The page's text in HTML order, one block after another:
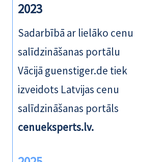
2023
Sadarbībā ar lielāko cenu
salīdzināšanas portālu
Vācijā guenstiger.de tiek
izveidots Latvijas cenu
salīdzināšanas portāls
cenueksperts.lv.